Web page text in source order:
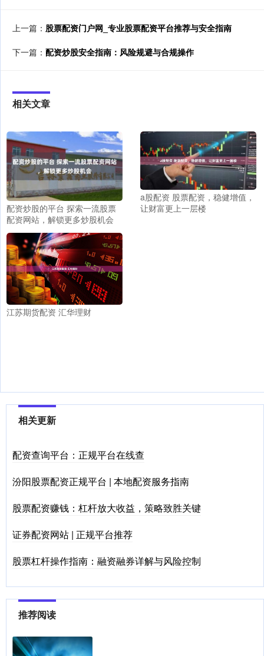
上一篇： 股票配资门户网_专业股票配资平台推荐与安全指南
下一篇： 配资炒股安全指南：风险规避与合规操作
相关文章
配资炒股的平台 探索一流股票
配资网站，解锁更多炒股机会
a股配资 股票配资，稳健增值，
让财富更上一层楼
江苏期货配资 汇华理财
相关更新
配资查询平台：正规平台在线查
汾阳股票配资正规平台 | 本地配资服务指南
股票配资赚钱：杠杆放大收益，策略致胜关键
证券配资网站 | 正规平台推荐
股票杠杆操作指南：融资融券详解与风险控制
推荐阅读